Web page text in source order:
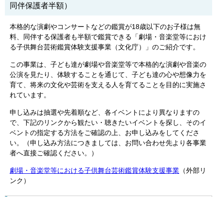
同伴保護者半額）
本格的な演劇やコンサートなどの鑑賞が18歳以下のお子様は無
料、同伴する保護者も半額で鑑賞できる「劇場・音楽堂等におけ
る子供舞台芸術鑑賞体験支援事業（文化庁）」のご紹介です。
この事業は、子ども達が劇場や音楽堂等で本格的な演劇や音楽の
公演を見たり、体験することを通じて、子ども達の心や想像力を
育て、将来の文化や芸術を支える人を育てることを目的に実施さ
れています。
申し込みは抽選や先着順など、各イベントにより異なりますの
で、下記のリンクから観たい・聴きたいイベントを探し、そのイ
ベントの指定する方法をご確認の上、お申し込みをしてくださ
い。（申し込み方法につきましては、お問い合わせ先より各事業
者へ直接ご確認ください。）
劇場・音楽堂等における子供舞台芸術鑑賞体験支援事業 （外部リ
ンク）